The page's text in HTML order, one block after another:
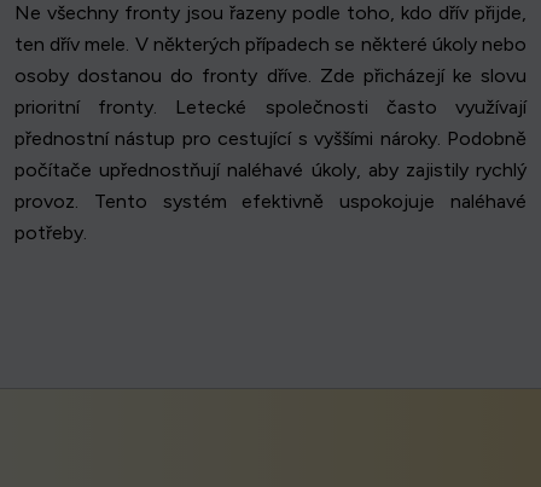
Ne všechny fronty jsou řazeny podle toho, kdo dřív přijde,
ten dřív mele. V některých případech se některé úkoly nebo
osoby dostanou do fronty dříve. Zde přicházejí ke slovu
prioritní fronty. Letecké společnosti často využívají
přednostní nástup pro cestující s vyššími nároky. Podobně
počítače upřednostňují naléhavé úkoly, aby zajistily rychlý
provoz. Tento systém efektivně uspokojuje naléhavé
potřeby.